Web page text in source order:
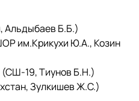
Б.Б.)
им.Крикухи Ю.А., Козин
19, Тиунов Б.Н.)
Зулкишев Ж.С.)